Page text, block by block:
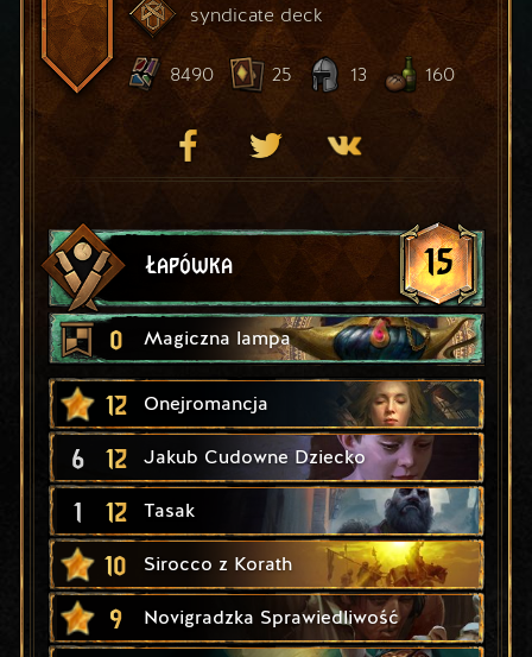
syndicate deck
8490 25 13 160
Łapówka 15
0 Magiczna lampa
12 Onejromancja
6 12 Jakub Cudowne Dziecko
1 12 Tasak
10 Sirocco z Korath
9 Novigradzka Sprawiedliwość